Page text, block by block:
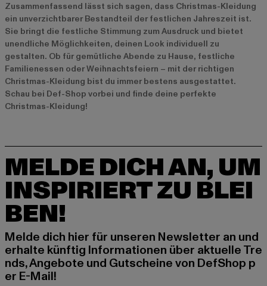
Zusammenfassend lässt sich sagen, dass Christmas-Kleidung
ein unverzichtbarer Bestandteil der festlichen Jahreszeit ist.
Sie bringt die festliche Stimmung zum Ausdruck und bietet
unendliche Möglichkeiten, deinen Look individuell zu
gestalten. Ob für gemütliche Abende zu Hause, festliche
Familienessen oder Weihnachtsfeiern – mit der richtigen
Christmas-Kleidung bist du immer bestens ausgestattet.
Schau bei Def-Shop vorbei und finde deine perfekte
Christmas-Kleidung!
MELDE DICH AN, UM
INSPIRIERT ZU BLEI
BEN!
Melde dich hier für unseren Newsletter an und
erhalte künftig Informationen über aktuelle Tre
nds, Angebote und Gutscheine von DefShop p
er E-Mail!